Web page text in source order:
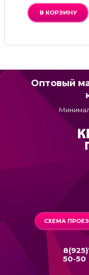
В КОРЗИНУ
Оптовый
СХЕМА
50-50